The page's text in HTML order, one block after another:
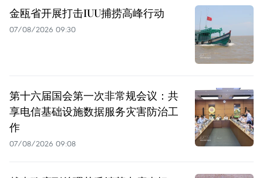
金瓯省开展打击IUU捕捞高峰行动
07/08/2026 09:30
第十六届国会第一次非常规会议：共
享电信基础设施数据服务灾害防治工
作
07/08/2026 09:08